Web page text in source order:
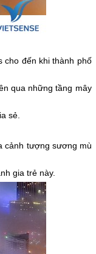
cho đến khi thành phố
qua những tầng mây
sẻ.
cảnh tượng sương mù
gia trẻ này.